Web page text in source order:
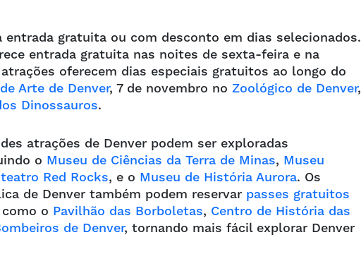
gratuita ou com desconto em dias selecionados.
entrada gratuita nas noites de sexta-feira e na
oferecem dias especiais gratuitos ao longo do
Arte de Denver, 7 de novembro no Zoológico de Denver,
Dinossauros.
atrações de Denver podem ser exploradas
o Museu de Ciências da Terra de Minas, Museu
Red Rocks, e o Museu de História Aurora. Os
de Denver também podem reservar passes gratuitos
o Pavilhão das Borboletas, Centro de História das
de Denver, tornando mais fácil explorar Denver